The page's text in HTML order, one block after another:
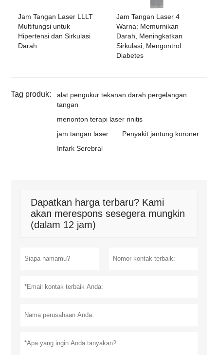
Jam Tangan Laser LLLT
Multifungsi untuk
Hipertensi dan Sirkulasi
Darah
Jam Tangan Laser 4
Warna: Memurnikan
Darah, Meningkatkan
Sirkulasi, Mengontrol
Diabetes
Tag produk:
alat pengukur tekanan darah pergelangan
tangan
menonton terapi laser rinitis
jam tangan laser
Penyakit jantung koroner
Infark Serebral
Dapatkan harga terbaru? Kami
akan merespons sesegera mungkin
(dalam 12 jam)